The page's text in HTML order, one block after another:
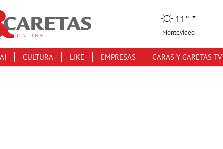
11°
Montevideo
CULTURA LIKE EMPRESAS CARAS Y CARETAS TV